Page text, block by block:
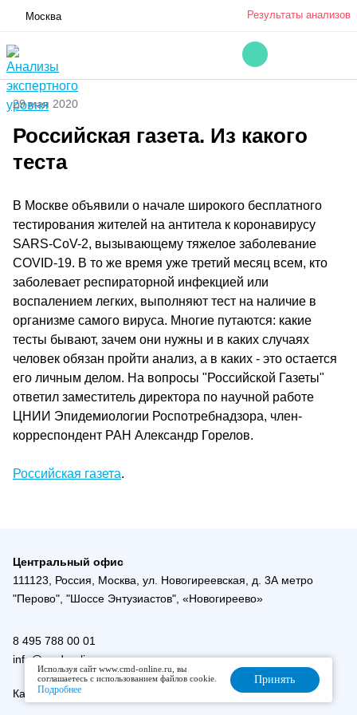
Москва Результаты анализов
29 мая 2020
Российская газета. Из какого
теста
В Москве объявили о начале широкого бесплатного
тестирования жителей на антитела к коронавирусу
SARS-CoV-2, вызывающему тяжелое заболевание
COVID-19. В то же время уже третий месяц всем, кто
заболевает респираторной инфекцией или
воспалением легких, выполняют тест на наличие в
организме самого вируса. Многие путаются: какие
тесты бывают, зачем они нужны и в каких случаях
человек обязан пройти анализ, а в каких - это остается
его личным делом. На вопросы "Российской Газеты"
ответил заместитель директора по научной работе
ЦНИИ Эпидемиологии Роспотребнадзора, член-
корреспондент РАН Александр Горелов.
Российская газета.
Центральный офис
111123, Россия, Москва, ул. Новогиреевская, д. 3А метро
"Перово", "Шоссе Энтузиастов", «Новогиреево»
8 495 788 00 01
info@cmd-online.ru
Карта сайта
Используя сайт www.cmd-online.ru, вы
соглашаетесь с использованием файлов cookie.
Подробнее
Принять